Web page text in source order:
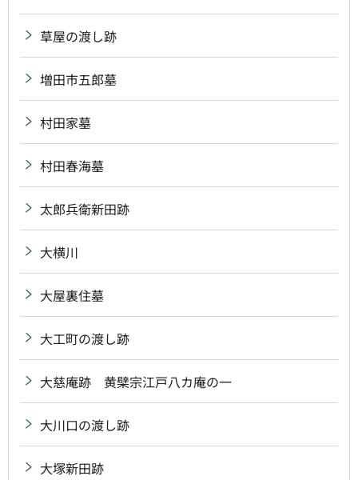
草屋の渡し跡
増田市五郎墓
村田家墓
村田春海墓
太郎兵衛新田跡
大横川
大屋裏住墓
大工町の渡し跡
大慈庵跡 黄檗宗江戸八カ庵の一
大川口の渡し跡
大塚新田跡